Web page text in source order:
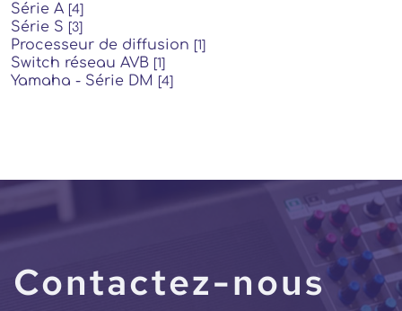
Série A [4]
Série S [3]
Processeur de diffusion [1]
Switch réseau AVB [1]
Yamaha - Série DM [4]
Contactez-nous